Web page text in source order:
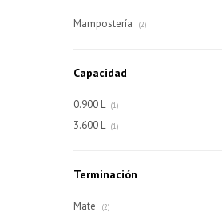
Mampostería (2)
Capacidad
0.900 L (1)
3.600 L (1)
Terminación
Mate (2)